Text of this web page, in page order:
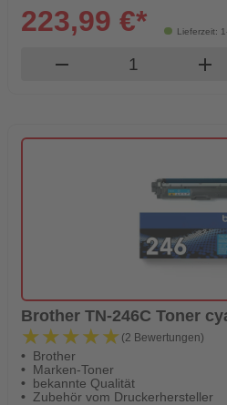
Lieferzeit:
223,99 €*
remove Produkt add
Brother TN-246C Toner
★★★★★
★★★★★ (2 Bewertungen)
Brother
Marken-Toner
bekannte Qualität
Zubehör vom Druckerhersteller